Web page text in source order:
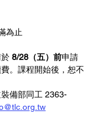
為止
8/28（五）前申請
。課程開始後，恕不
備部同工 2363-